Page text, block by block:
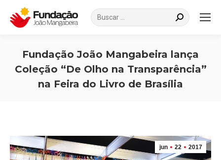
Search:
Fundação João Mangabeira lança
Coleção “De Olho na Transparência”
na Feira do Livro de Brasília
jun 22 2017